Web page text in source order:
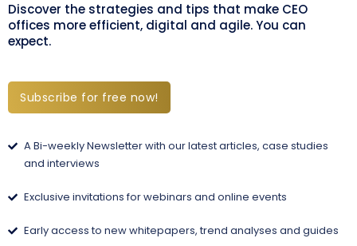
Discover the strategies and tips that make CEO
offices more efficient, digital and agile. You can
expect.
Subscribe for free now!
A Bi-weekly Newsletter with our latest articles, case studies
and interviews
Exclusive invitations for webinars and online events
Early access to new whitepapers, trend analyses and guides